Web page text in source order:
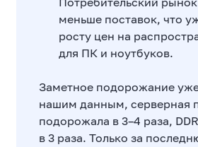
меньше поставок, что
росту цен на
для ПК и ноутбуков.
Заметное подорожание
нашим данным, серверная
подорожала в 3–4 раза,
в 3 раза. Только за